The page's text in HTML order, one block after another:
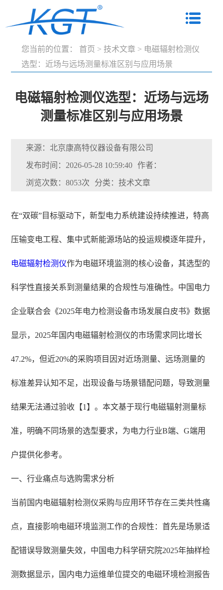
您当前的位置： 首页 > 技术文章 > 电磁辐射检测仪
选型：近场与远场测量标准区别与应用场景
电磁辐射检测仪选型：近场与远场
测量标准区别与应用场景
来源：北京康高特仪器设备有限公司
发布时间：2026-05-28 10:59:40 作者：
浏览次数：8053次 分类：技术文章
在“双碳”目标驱动下，新型电力系统建设持续推进，特高
压输变电工程、集中式新能源场站的投运规模逐年提升，
电磁辐射检测仪作为电磁环境监测的核心设备，其选型的
科学性直接关系到测量结果的合规性与准确性。中国电力
企业联合会《2025年电力检测设备市场发展白皮书》数据
显示，2025年国内电磁辐射检测仪的市场需求同比增长
47.2%，但近20%的采购项目因对近场测量、远场测量的
标准差异认知不足，出现设备与场景错配问题，导致测量
结果无法通过验收【1】。本文基于现行电磁辐射测量标
准，明确不同场景的选型要求，为电力行业B端、G端用
户提供化参考。
一、行业痛点与选购需求分析
当前国内电磁辐射检测仪采购与应用环节存在三类共性痛
点，直接影响电磁环境监测工作的合规性：首先是场景适
配错误导致测量失效，中国电力科学研究院2025年抽样检
测数据显示，国内电力运维单位提交的电磁环境检测报告